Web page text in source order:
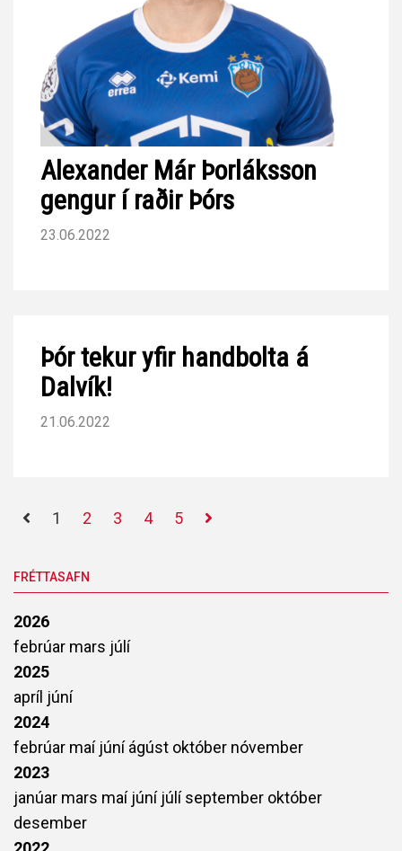
Alexander Már Þorláksson
gengur í raðir Þórs
23.06.2022
Þór tekur yfir handbolta á
Dalvík!
21.06.2022
1 2 3 4 5
FRÉTTASAFN
2026
febrúar mars júlí
2025
apríl júní
2024
febrúar maí júníágúst október nóvember
2023
janúar mars maí júní júlíseptember október
desember